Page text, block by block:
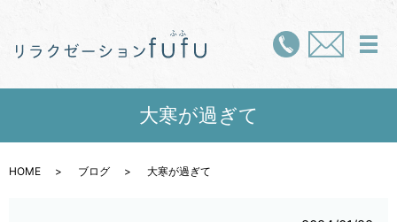
メ
大寒が過ぎて
HOME ブログ 大寒が過ぎて